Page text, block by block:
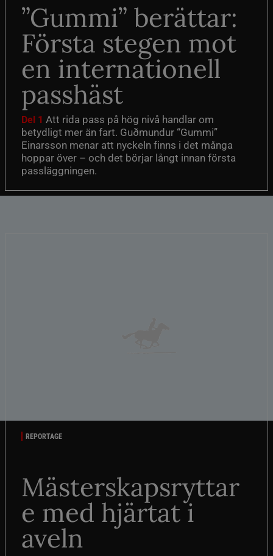
”Gummi” berättar:
Första stegen mot
en internationell
passhäst
Del 1 Att rida pass på hög nivå handlar om
betydligt mer än fart. Guðmundur “Gummi”
Einarsson menar att nyckeln finns i det många
hoppar över – och det börjar långt innan första
passläggningen.
REPORTAGE
Mästerskapsryttar
e med hjärtat i
aveln